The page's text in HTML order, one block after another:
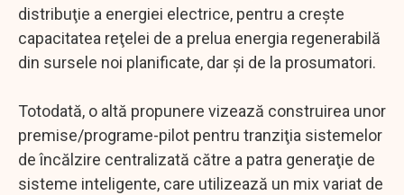
distribuţie a energiei electrice, pentru a creşte
capacitatea reţelei de a prelua energia regenerabilă
din sursele noi planificate, dar şi de la prosumatori.
Totodată, o altă propunere vizează construirea unor
premise/programe-pilot pentru tranziţia sistemelor
de încălzire centralizată către a patra generaţie de
sisteme inteligente, care utilizează un mix variat de